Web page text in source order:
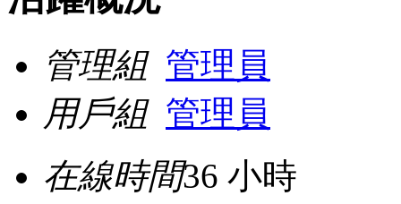
管理組 管理員
用戶組 管理員
在線時間36 小時